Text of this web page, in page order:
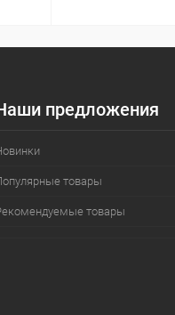
предложения
товары
товары